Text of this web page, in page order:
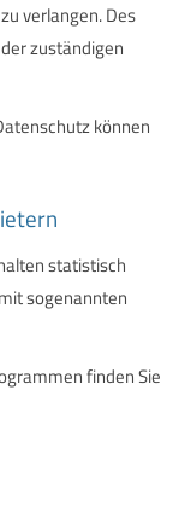
verlangen. Des
zuständigen
können
statistisch
sogenannten
finden Sie